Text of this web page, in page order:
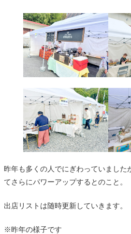
昨年も多くの人でにぎわっていました
てさらにパワーアップするとのこと。
出店リストは随時更新していきます。
※昨年の様子です